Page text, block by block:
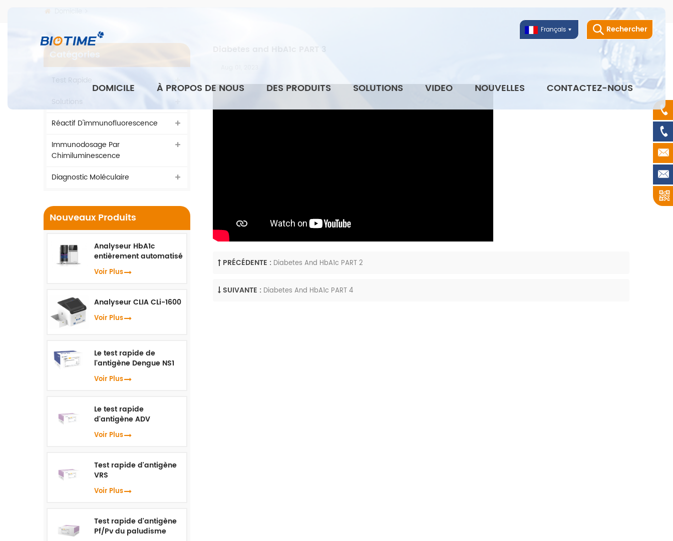
Rechercher
Français
DOMICILE À PROPOS DE NOUS DES PRODUITS SOLUTIONS VIDEO NOUVELLES CONTACTEZ-NOUS
Diabetes and HbA1c PART 3
PRÉCÉDENTE : Diabetes And HbA1c PART 2
SUIVANTE : Diabetes And HbA1c PART 4
Catégories
Test Rapide
Solutions
Réactif D'immunofluorescence
Immunodosage Par
Chimiluminescence
Diagnostic Moléculaire
Nouveaux Produits
Analyseur HbA1c
entièrement automatisé
HLC-100
Voir Plus
Analyseur CLIA CLi-1600
Voir Plus
Le test rapide de
l'antigène Dengue NS1
Voir Plus
Le test rapide
d'antigène ADV
Voir Plus
Test rapide d'antigène
VRS
Voir Plus
Test rapide d'antigène
Pf/Pv du paludisme